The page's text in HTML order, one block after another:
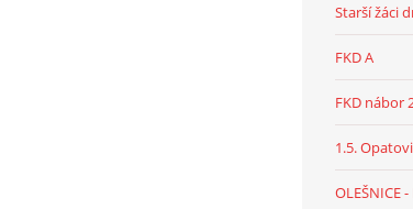
Starší žáci
FKD A
FKD nábor
1.5.
OLEŠNICE -